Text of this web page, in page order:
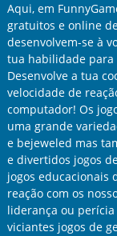
Aqui, em
gratuitos e online
desenvolvem-se à
tua habilidade
Desenvolve a tua
velocidade de
computador! Os
uma grande
e bejeweled mas
e divertidos jogos
jogos educacionais
reação com os
liderança ou
viciantes jogos de